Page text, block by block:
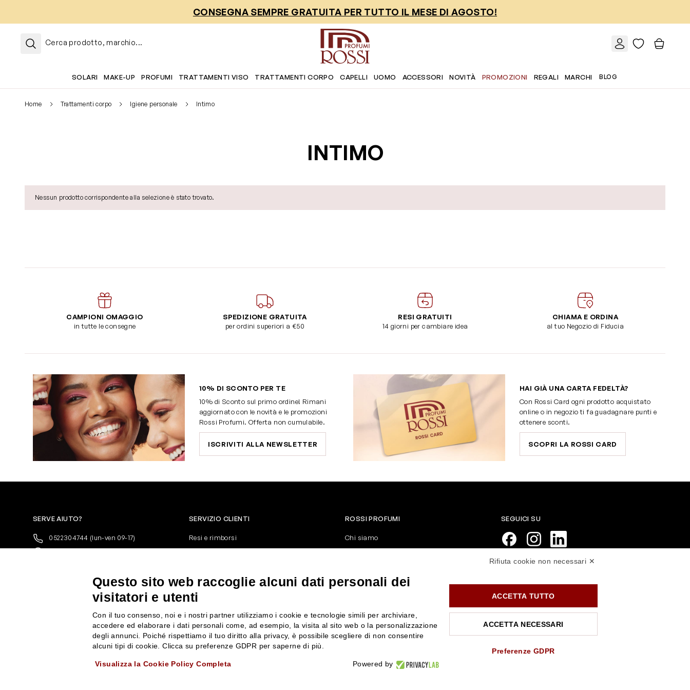
CONSEGNA SEMPRE GRATUITA PER TUTTO IL MESE DI AGOSTO!
Cerca prodotto, marchio...
SOLARI MAKE-UP PROFUMI TRATTAMENTI VISO TRATTAMENTI CORPO CAPELLI UOMO ACCESSORI NOVITÀ PROMOZIONI REGALI MARCHI BLOG
Home Trattamenti corpo Igiene personale Intimo
INTIMO
Nessun prodotto corrispondente alla selezione è stato trovato.
CAMPIONI OMAGGIO
in tutte le consegne
SPEDIZIONE GRATUITA
per ordini superiori a €50
RESI GRATUITI
14 giorni per cambiare idea
CHIAMA E ORDINA
al tuo Negozio di Fiducia
10% DI SCONTO PER TE
10% di Sconto sul primo ordine! Rimani
aggiornato con le novità e le promozioni
Rossi Profumi. Offerta non cumulabile.
ISCRIVITI ALLA NEWSLETTER
HAI GIÀ UNA CARTA FEDELTÀ?
Con Rossi Card ogni prodotto acquistato
online o in negozio ti fa guadagnare punti e
ottenere sconti.
SCOPRI LA ROSSI CARD
SERVE AIUTO?
0522304744 (lun-ven 09-17)
+39 3346440838
SEGUICI SU
SERVIZIO CLIENTI
Resi e rimborsi
Pagamenti
Condizioni generali di vendita
Privacy Policy
Cookies
ROSSI PROFUMI
Chi siamo
Contattaci
Attiva la Rossi Card
Lavora con noi
Segnalazione (Whistleblowing)
10% di Sconto sul primo ordine! *
Iscriviti alla newsletter e rimani
aggiornato con le novità e le promozioni
Rossi Profumi.
*Il Buono non si applica su Articoli in
Promozione
Rifiuta cookie non necessari ✕
Questo sito web raccoglie alcuni dati personali dei
visitatori e utenti
Con il tuo consenso, noi e i nostri partner utilizziamo i cookie e tecnologie simili per archiviare,
accedere ed elaborare i dati personali come, ad esempio, la visita al sito web o la personalizzazione
degli annunci. Poiché rispettiamo il tuo diritto alla privacy, è possibile scegliere di non consentire
alcuni tipi di cookie. Clicca su preferenze GDPR per saperne di più.
Visualizza la Cookie Policy Completa Powered by
ACCETTA TUTTO
ACCETTA NECESSARI
Preferenze GDPR